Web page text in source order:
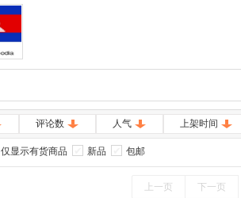
评论数 人气 上架时间
仅显示有货商品 新品 包邮
上一页 下一页